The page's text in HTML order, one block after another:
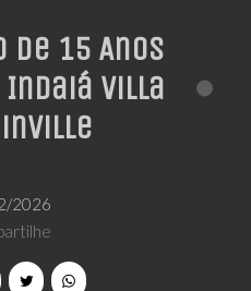
15 Anos
Villa
2026